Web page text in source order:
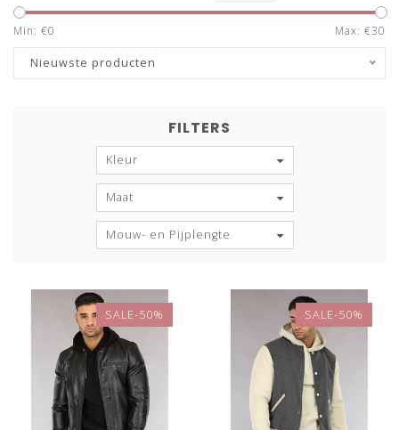
Min: €0 Max: €30
Nieuwste producten
FILTERS
Kleur
Maat
Mouw- en Pijplengte
SALE-50% SALE-50%